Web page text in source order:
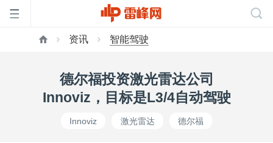
页
资讯 智能驾驶
德尔福投资激光雷达公司
Innoviz，目标是L3/4自动驾驶
Innoviz 激光雷达 德尔福